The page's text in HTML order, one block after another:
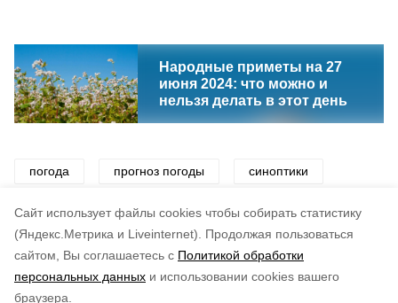
Cайт использует файлы cookies чтобы собирать статистику
(Яндекс.Метрика и Liveinternet).
Продолжая пользоваться
сайтом, Вы соглашаетесь с Политикой обработки
персональных данных и использовании cookies вашего
браузера.
Народные приметы на 27
июня 2024: что можно и
нельзя делать в этот день
погода прогноз погоды синоптики
ветер тепло жара осадки
по оценке